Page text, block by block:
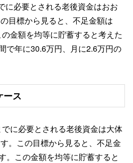
に必要とされる老後資金はおお
目標から見ると、不足金額は
金額を均等に貯蓄すると考えた
で年に30.6万円、月に2.6万円の
ース
に必要とされる老後資金は大体
。この目標から見ると、不足金
。この金額を均等に貯蓄すると